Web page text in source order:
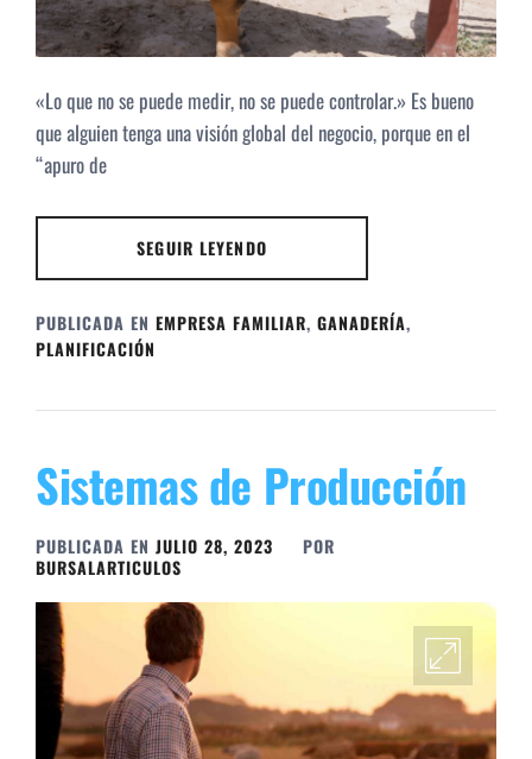
«Lo que no se puede medir, no se puede controlar.» Es bueno
que alguien tenga una visión global del negocio, porque en el
“apuro de
SEGUIR LEYENDO
PUBLICADA EN EMPRESA FAMILIAR, GANADERÍA,
PLANIFICACIÓN
Sistemas de Producción
PUBLICADA EN JULIO 28, 2023
POR
BURSALARTICULOS